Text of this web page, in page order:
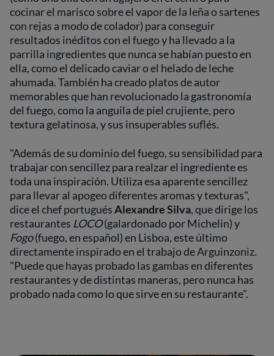
cocinar el marisco sobre el vapor de la leña o sartenes
con rejas a modo de colador) para conseguir
resultados inéditos con el fuego y ha llevado a la
parrilla ingredientes que nunca se habían puesto en
ella, como el delicado caviar o el helado de leche
ahumada. También ha creado platos de autor
memorables que han revolucionado la gastronomía
del fuego, como la anguila de piel crujiente, pero
textura gelatinosa, y sus insuperables suflés.
"Además de su dominio del fuego, su sensibilidad para
trabajar con sencillez para realzar el ingrediente es
toda una inspiración. Utiliza esa aparente sencillez
para llevar al apogeo diferentes aromas y texturas",
dice el chef portuguésAlexandre Silva, que dirige los
restaurantes LOCO(galardonado por Michelin) y
Fogo(fuego, en español) en Lisboa, este último
directamente inspirado en el trabajo de Arguinzoniz.
"Puede que hayas probado las gambas en diferentes
restaurantes y de distintas maneras, pero nunca has
probado nada como lo que sirve en su restaurante".